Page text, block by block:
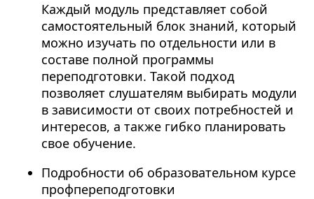
Каждый модуль представляет собой
самостоятельный блок знаний, который
можно изучать по отдельности или в
составе полной программы
переподготовки. Такой подход
позволяет слушателям выбирать модули
в зависимости от своих потребностей и
интересов, а также гибко планировать
свое обучение.
Подробности об образовательном курсе
профпереподготовки